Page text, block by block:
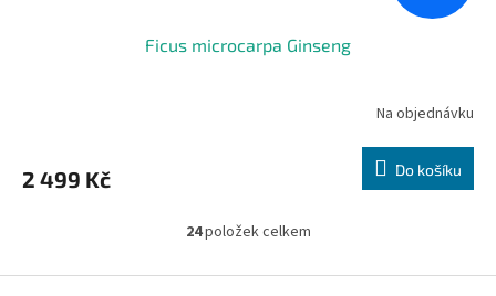
Ficus microcarpa Ginseng
Na objednávku
2 499 Kč Do košíku
O
l
24položek celkem